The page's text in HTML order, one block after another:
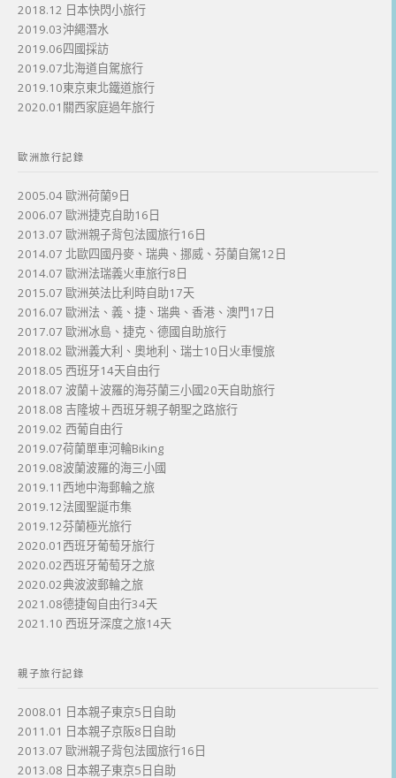
2018.12 日本快閃小旅行
2019.03沖繩潛水
2019.06四國採訪
2019.07北海道自駕旅行
2019.10東京東北鐵道旅行
2020.01關西家庭過年旅行
歐洲旅行記錄
2005.04 歐洲荷蘭9日
2006.07 歐洲捷克自助16日
2013.07 歐洲親子背包法國旅行16日
2014.07 北歐四國丹麥、瑞典、挪威、芬蘭自駕12日
2014.07 歐洲法瑞義火車旅行8日
2015.07 歐洲英法比利時自助17天
2016.07 歐洲法、義、捷、瑞典、香港、澳門17日
2017.07 歐洲冰島、捷克、德國自助旅行
2018.02 歐洲義大利、奧地利、瑞士10日火車慢旅
2018.05 西班牙14天自由行
2018.07 波蘭＋波羅的海芬蘭三小國20天自助旅行
2018.08 吉隆坡＋西班牙親子朝聖之路旅行
2019.02 西葡自由行
2019.07荷蘭單車河輪Biking
2019.08波蘭波羅的海三小國
2019.11西地中海郵輪之旅
2019.12法國聖誕市集
2019.12芬蘭極光旅行
2020.01西班牙葡萄牙旅行
2020.02西班牙葡萄牙之旅
2020.02典波波郵輪之旅
2021.08德捷匈自由行34天
2021.10 西班牙深度之旅14天
親子旅行記錄
2008.01 日本親子東京5日自助
2011.01 日本親子京阪8日自助
2013.07 歐洲親子背包法國旅行16日
2013.08 日本親子東京5日自助